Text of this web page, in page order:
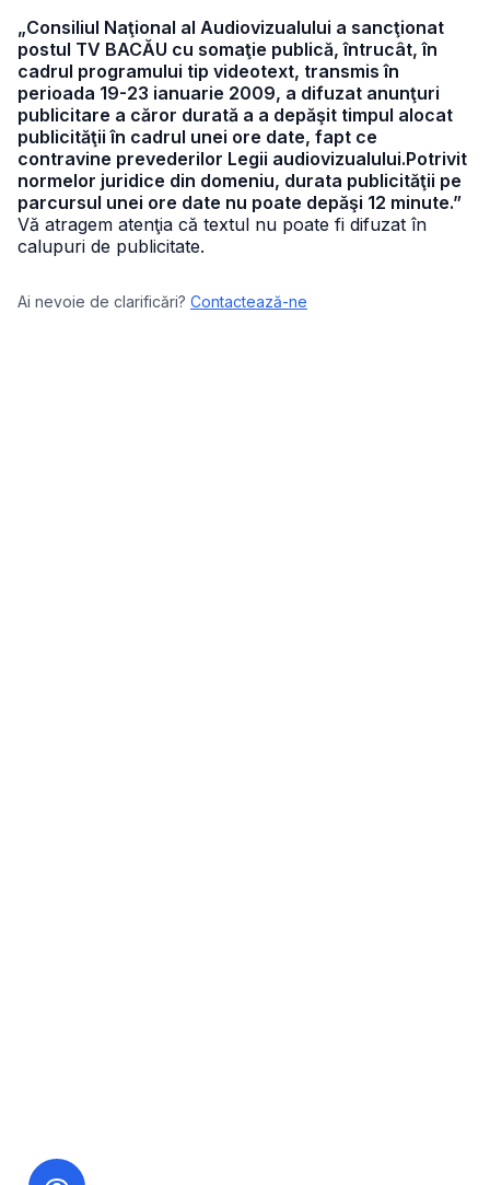
„Consiliul Naţional al Audiovizualului a sancţionat
postul TV BACĂU cu somaţie publică, întrucât, în
cadrul programului tip videotext, transmis în
perioada 19-23 ianuarie 2009, a difuzat anunţuri
publicitare a căror durată a a depăşit timpul alocat
publicităţii în cadrul unei ore date, fapt ce
contravine prevederilor Legii audiovizualului.Potrivit
normelor juridice din domeniu, durata publicităţii pe
parcursul unei ore date nu poate depăşi 12 minute.”
Vă atragem atenţia că textul nu poate fi difuzat în
calupuri de publicitate.
Ai nevoie de clarificări? Contactează-ne